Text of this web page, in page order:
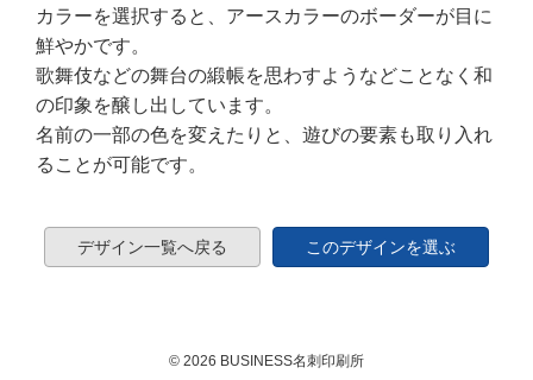
カラーを選択すると、アースカラーのボーダーが目に
鮮やかです。
歌舞伎などの舞台の緞帳を思わすようなどことなく和
の印象を醸し出しています。
名前の一部の色を変えたりと、遊びの要素も取り入れ
ることが可能です。
デザイン一覧へ戻る このデザインを選ぶ
© 2026 BUSINESS名刺印刷所